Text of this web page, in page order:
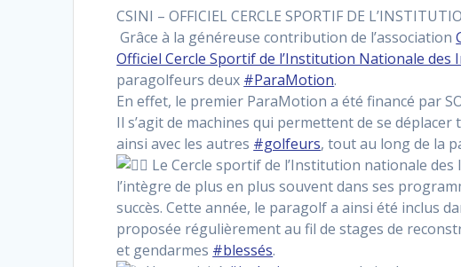
CSINI – OFFICIEL CERCLE SPORTIF DE
Grâce à la généreuse contribution de l’association
Officiel Cercle Sportif de l’Institution Nationale des
paragolfeurs deux #ParaMotion.
En effet, le premier ParaMotion a été financé par
Il s’agit de machines qui permettent de se
ainsi avec les autres #golfeurs, tout au long de la
Le Cercle sportif de l’Institution nationale des
l’intègre de plus en plus souvent dans ses
succès. Cette année, le paragolf a ainsi été inclus
proposée régulièrement au fil de stages de
et gendarmes #blessés.